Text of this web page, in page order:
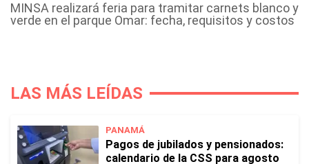
MINSA realizará feria para tramitar carnets blanco y
verde en el parque Omar: fecha, requisitos y costos
LAS MÁS LEÍDAS
PANAMÁ
Pagos de jubilados y pensionados:
calendario de la CSS para agosto